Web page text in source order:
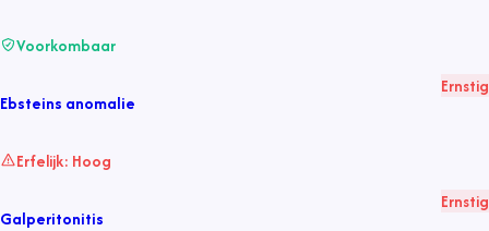
Voorkombaar
Ebsteins anomalie
Ernstig
Erfelijk: Hoog
Galperitonitis
Ernstig